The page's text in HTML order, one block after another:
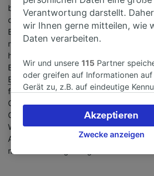
beeindruckende Brauereidichte auf –
der Fränkischen Schweiz hat eine oder
Brauereien. So zum Beispiel auch
mit demZug von Nürnberg nach
halben Stunde erreichen. Hier können
Brauereien der Stadt und die
Beerkennenlernen. Nach dem Vorbild
finden Sie auf dem Gehweg Sterne.
Codes versehen, die zu mehr
Geschichte der Braukultur in Forchheim
Wanderbegeisterte ist Forchheim
Ausgangspunkt für mehrstündige
malerische Umgebung.
Verantwortung darstellt.
wir Ihnen gerne mitteilen, wie
Daten verarbeiten.
Wir und unsere115 Partner
oder greifen auf Informationen auf
Gerät zu, z.B. auf eindeutige
verarbeiten. Sie können Ihre
akzeptieren oder verwalten,
Ihres Widerspruchsrechts bei
besuchen Sie jederzeit die Seite der
Zwecke anzeigen
Akzeptieren